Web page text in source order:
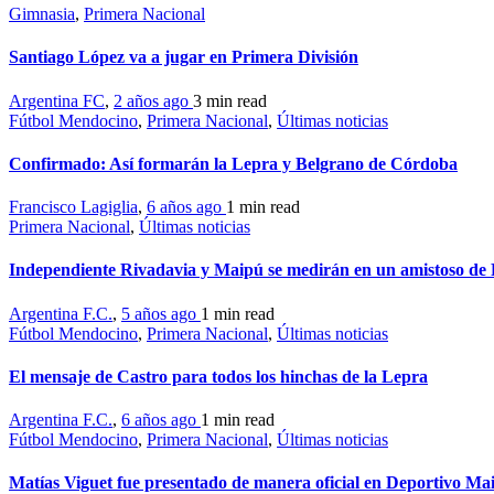
Gimnasia, Primera Nacional
Santiago López va a jugar en Primera División
Argentina FC, 2 años ago 3 min read
Fútbol Mendocino, Primera Nacional, Últimas noticias
Confirmado: Así formarán la Lepra y Belgrano de Córdoba
Francisco Lagiglia, 6 años ago 1 min read
Primera Nacional, Últimas noticias
Independiente Rivadavia y Maipú se medirán en un amistoso
Argentina F.C., 5 años ago 1 min read
Fútbol Mendocino, Primera Nacional, Últimas noticias
El mensaje de Castro para todos los hinchas de la Lepra
Argentina F.C., 6 años ago 1 min read
Fútbol Mendocino, Primera Nacional, Últimas noticias
Matías Viguet fue presentado de manera oficial en Deportivo